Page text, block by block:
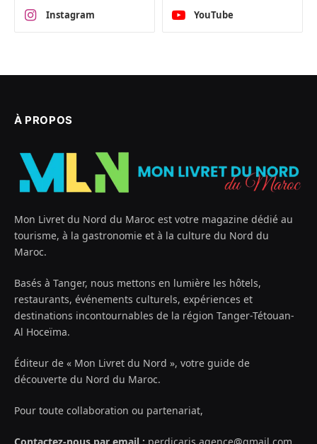
Instagram YouTube
À PROPOS
Mon Livret du Nord du Maroc est votre magazine dédié au
tourisme, à la gastronomie et à la culture du Nord du
Maroc.
Basés à Tanger, nous mettons en lumière les hôtels,
restaurants, événements culturels, expériences et
destinations incontournables de la région Tanger-Tétouan-
Al Hoceïma.
Éditeur de « Mon Livret du Nord », votre guide de
découverte du Nord du Maroc.
Pour toute collaboration ou partenariat,